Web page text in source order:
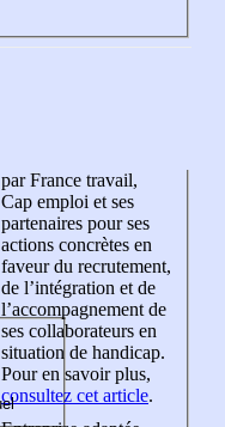
par France travail,
Cap emploi et ses
partenaires pour ses
actions concrètes en
faveur du recrutement,
de l’intégration et de
l’accompagnement de
ses collaborateurs en
situation de handicap.
Pour en savoir plus,
consultez cet article.